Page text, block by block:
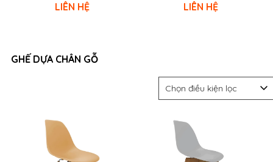
LIÊN HỆ LIÊN HỆ
Chọn điều kiện lọc
GHẾ DỰA CHÂN GỖ